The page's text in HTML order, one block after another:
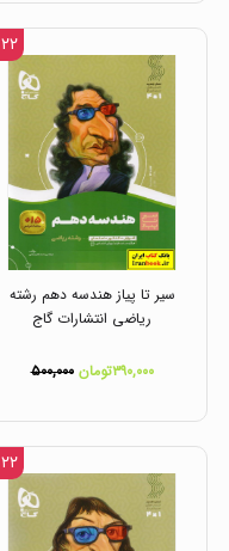
۲۲ %
سیر تا پیاز هندسه دهم رشته
ریاضی انتشارات گاج
۳۹۰,۰۰۰تومان ۵۰۰,۰۰۰
۲۲ %